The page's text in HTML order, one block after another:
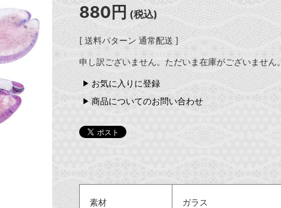
880円 (税込)
[ 送料パターン 通常配送 ]
申し訳ございません。ただいま在庫がございません。
お気に入りに登録
商品についてのお問い合わせ
素材 ガラス